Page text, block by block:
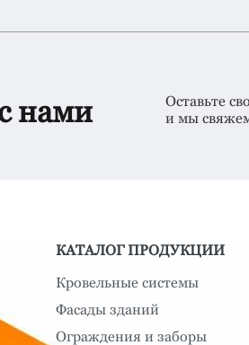
нами
Оставьте
и мы
КАТАЛОГ ПРОДУКЦИИ
Кровельные системы
Фасады зданий
Ограждения и заборы